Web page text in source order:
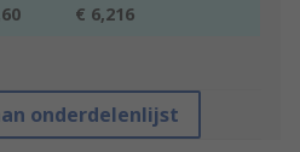
€ 6,216
onderdelenlijst